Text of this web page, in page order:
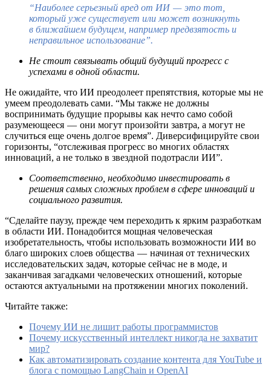
“Наиболее серьезный вред от ИИ — это тот,
который уже существует или может возникнуть
в ближайшем будущем, например предвзятость и
неправильное использование”.
Не стоит связывать общий будущий прогресс с
успехами в одной области.
Не ожидайте, что ИИ преодолеет препятствия, которые мы не
умеем преодолевать сами. “Мы также не должны
воспринимать будущие прорывы как нечто само собой
разумеющееся — они могут произойти завтра, а могут не
случиться еще очень долгое время”. Диверсифицируйте свои
горизонты, “отслеживая прогресс во многих областях
инноваций, а не только в звездной подотрасли ИИ”.
Соответственно, необходимо инвестировать в
решения самых сложных проблем в сфере инноваций и
социального развития.
“Сделайте паузу, прежде чем переходить к ярким разработкам
в области ИИ. Понадобится мощная человеческая
изобретательность, чтобы использовать возможности ИИ во
благо широких слоев общества — начиная от технических
исследовательских задач, которые сейчас не в моде, и
заканчивая загадками человеческих отношений, которые
остаются актуальными на протяжении многих поколений.
Читайте также:
Почему ИИ не лишит работы программистов
Почему искусственный интеллект никогда не захватит
мир?
Как автоматизировать создание контента для YouTube и
блога с помощью LangChain и OpenAI